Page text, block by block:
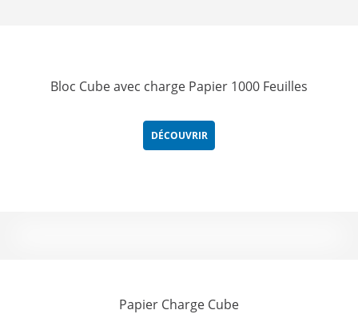
Bloc Cube avec charge Papier 1000 Feuilles
DÉCOUVRIR
Papier Charge Cube